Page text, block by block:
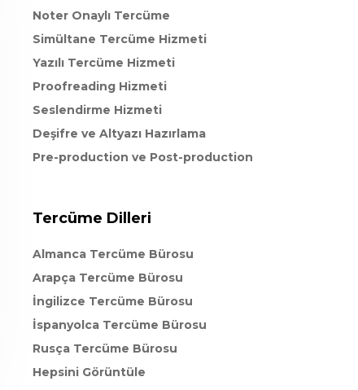
Noter Onaylı Tercüme
Simültane Tercüme Hizmeti
Yazılı Tercüme Hizmeti
Proofreading Hizmeti
Seslendirme Hizmeti
Deşifre ve Altyazı Hazırlama
Pre-production ve Post-production
Tercüme Dilleri
Almanca Tercüme Bürosu
Arapça Tercüme Bürosu
İngilizce Tercüme Bürosu
İspanyolca Tercüme Bürosu
Rusça Tercüme Bürosu
Hepsini Görüntüle